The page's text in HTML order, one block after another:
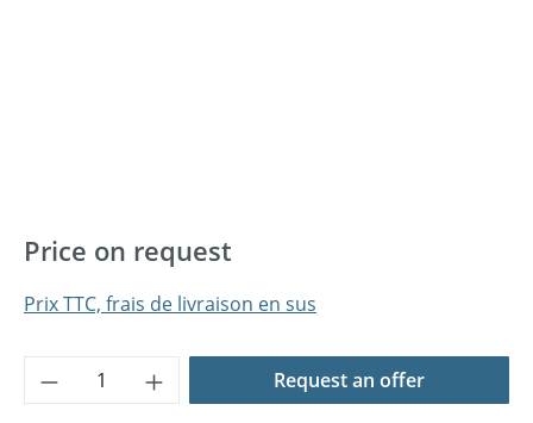
Price on request
Prix TTC, frais de livraison en sus
Quantité de produit : Entrez la
Request an offer